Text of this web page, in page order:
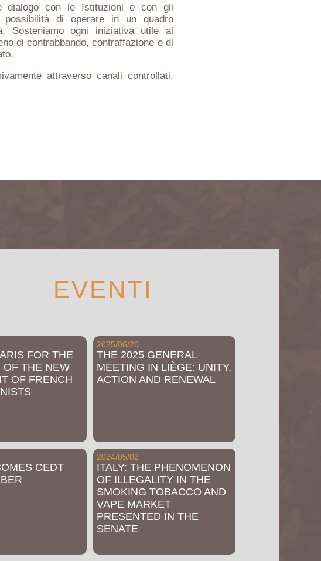
dialogo con le Istituzioni e con gli
di operare in un quadro
Sosteniamo ogni iniziativa utile al
di contrabbando, contraffazione e di
attraverso canali controllati,
EVENTI
FOR THE
OF THE NEW
OF FRENCH
2025/06/20
THE 2025 GENERAL
MEETING IN LIÈGE: UNITY,
ACTION AND RENEWAL
CEDT
2024/05/02
ITALY: THE PHENOMENON
OF ILLEGALITY IN THE
SMOKING TOBACCO AND
VAPE MARKET
PRESENTED IN THE
SENATE